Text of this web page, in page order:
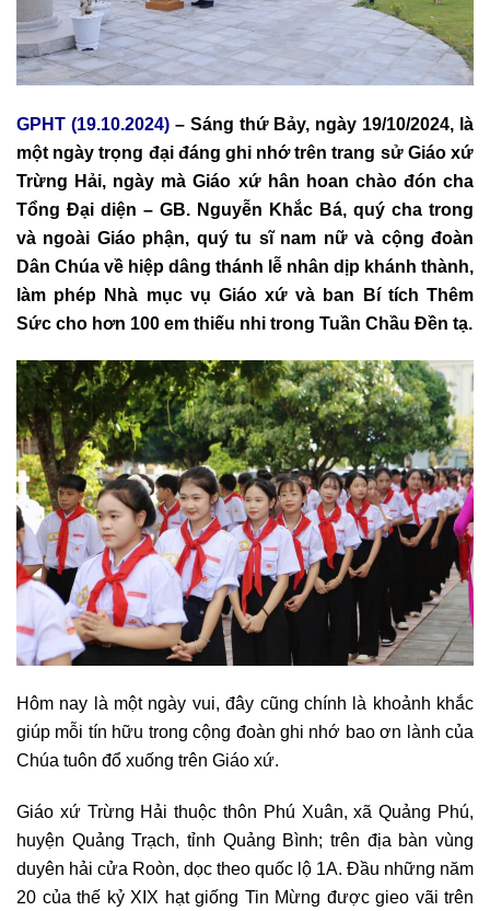
GPHT (19.10.2024)– Sáng thứ Bảy, ngày 19/10/2024, là
một ngày trọng đại đáng ghi nhớ trên trang sử Giáo xứ
Trừng Hải, ngày mà Giáo xứ hân hoan chào đón cha
Tổng Đại diện – GB. Nguyễn Khắc Bá, quý cha trong
và ngoài Giáo phận, quý tu sĩ nam nữ và cộng đoàn
Dân Chúa về hiệp dâng thánh lễ nhân dịp khánh thành,
làm phép Nhà mục vụ Giáo xứ và ban Bí tích Thêm
Sức cho hơn 100 em thiếu nhi trong Tuần Chầu Đền tạ.
Hôm nay là một ngày vui, đây cũng chính là khoảnh khắc
giúp mỗi tín hữu trong cộng đoàn ghi nhớ bao ơn lành của
Chúa tuôn đổ xuống trên Giáo xứ.
Giáo xứ Trừng Hải thuộc thôn Phú Xuân, xã Quảng Phú,
huyện Quảng Trạch, tỉnh Quảng Bình; trên địa bàn vùng
duyên hải cửa Roòn, dọc theo quốc lộ 1A. Đầu những năm
20 của thế kỷ XIX hạt giống Tin Mừng được gieo vãi trên